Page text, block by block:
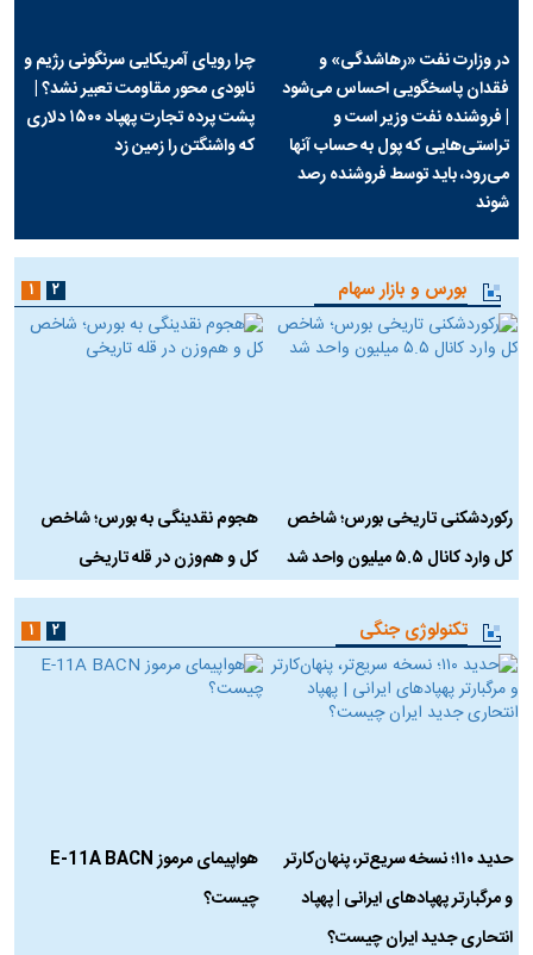
در وزارت نفت «رهاشدگی» و
فقدان پاسخگویی احساس می‌شود
| فروشنده نفت وزیر است و
تراستی‌هایی که پول به حساب آنها
می‌رود، باید توسط فروشنده رصد
شوند
چرا رویای آمریکایی سرنگونی رژیم و
نابودی محور مقاومت تعبیر نشد؟ |
پشت پرده تجارت پهپاد‌ ۱۵۰۰ دلاری
که واشنگتن را زمین زد
بورس و بازار سهام
رکوردشکنی تاریخی بورس؛ شاخص
کل وارد کانال ۵.۵ میلیون واحد شد
هجوم نقدینگی به بورس؛ شاخص
کل و هم‌وزن در قله تاریخی
۱ ۲
تکنولوژی جنگی
حدید ۱۱۰؛ نسخه سریع‌تر، پنهان‌کارتر
و مرگبارتر پهپادهای ایرانی | پهپاد
انتحاری جدید ایران چیست؟
هواپیمای مرموز E-11A BACN
چیست؟
۱ ۲